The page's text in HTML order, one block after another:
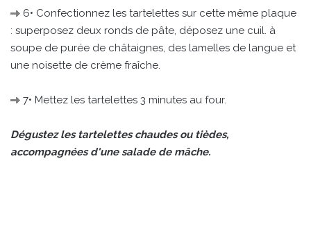
6• Confectionnez les tartelettes sur cette même plaque
: superposez deux ronds de pâte, déposez une cuil. à
soupe de purée de châtaignes, des lamelles de langue et
une noisette de crème fraîche.
7• Mettez les tartelettes 3 minutes au four.
Dégustez les tartelettes chaudes ou tièdes,
accompagnées d'une salade de mâche.